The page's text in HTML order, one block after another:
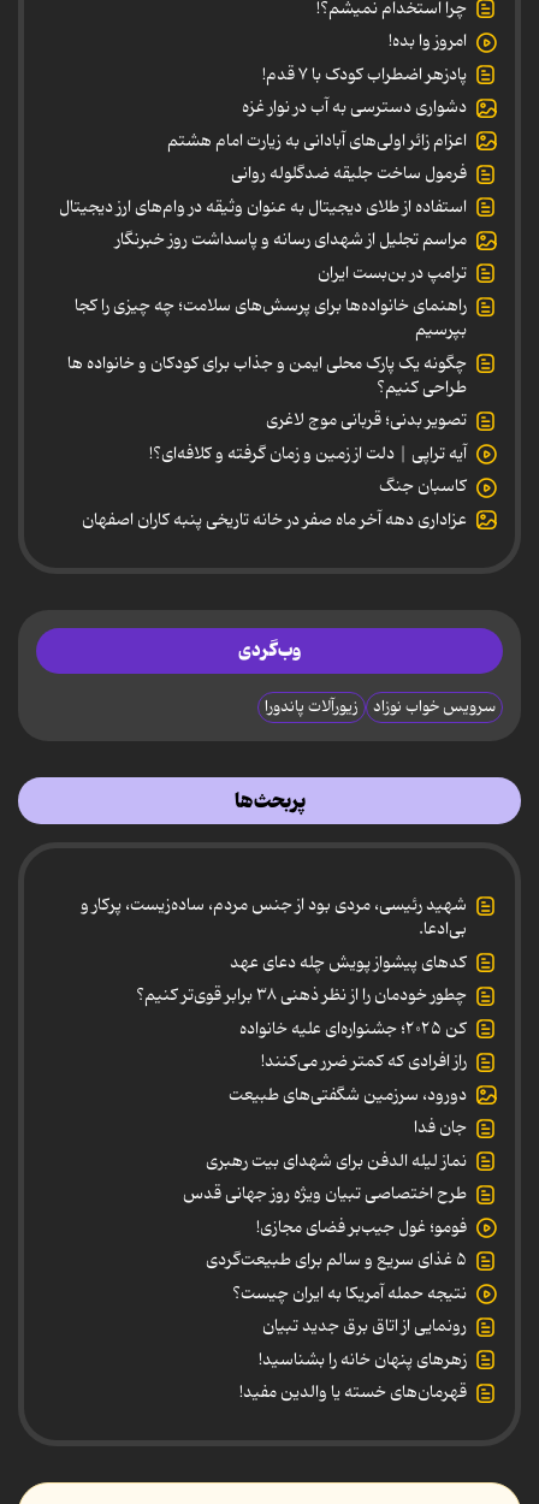
چرا استخدام نمیشم؟!
امروز وا بده!
پادزهر اضطراب کودک با ۷ قدم!
دشواری دسترسی به آب در نوار غزه
اعزام زائر اولی‌های آبادانی به زیارت امام هشتم
فرمول ساخت جلیقه ضدگلوله روانی
استفاده از طلای دیجیتال به عنوان وثیقه در وام‌های ارز دیجیتال
مراسم تجلیل از شهدای رسانه و پاسداشت روز خبرنگار
ترامپ در بن‌بست ایران
راهنمای خانواده‌ها برای پرسش‌های سلامت؛ چه چیزی را کجا
بپرسیم
چگونه یک پارک محلی ایمن و جذاب برای کودکان و خانواده ها
طراحی کنیم؟
تصویر بدنی؛ قربانی موج لاغری
آیه تراپی | دلت از زمین و زمان گرفته و کلافه‌ای؟!
کاسبان جنگ
عزاداری دهه آخر ماه صفر در خانه تاریخی پنبه کاران اصفهان
وب‌گردی
سرویس خواب نوزاد زیورآلات پاندورا
پربحث‌ها
شهید رئیسی، مردی بود از جنس مردم، ساده‌زیست، پرکار و
بی‌ادعا.
کدهای پیشواز پویش چله دعای عهد
چطور خودمان را از نظر ذهنی ۳۸ برابر قوی‌تر کنیم؟
کن ۲۰۲۵؛ جشنواره‌ای علیه خانواده
راز افرادی که کمتر ضرر می‌کنند!
دورود، سرزمین شگفتی‌های طبیعت
جان فدا
نماز لیله الدفن برای شهدای بیت رهبری
طرح اختصاصی تبیان ویژه روز جهانی قدس
فومو؛ غول جیب‌بر فضای مجازی!
۵ غذای سریع و سالم برای طبیعت‌گردی
نتیجه حمله آمریکا به ایران چیست؟
رونمایی از اتاق برق جدید تبیان
زهرهای پنهان خانه را بشناسید!
قهرمان‌های خسته یا والدین مفید!